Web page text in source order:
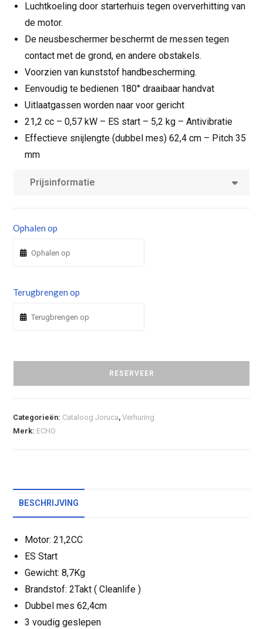
Luchtkoeling door starterhuis tegen oververhitting van
de motor.
De neusbeschermer beschermt de messen tegen
contact met de grond, en andere obstakels.
Voorzien van kunststof handbescherming.
Eenvoudig te bedienen 180° draaibaar handvat
Uitlaatgassen worden naar voor gericht
21,2 cc – 0,57 kW – ES start – 5,2 kg – Antivibratie
Effectieve snijlengte (dubbel mes) 62,4 cm – Pitch 35
mm
Prijsinformatie
Ophalen op
Terugbrengen op
RESERVEER
Categorieën: Cataloog Joruca,Verhuring
Merk: ECHO
BESCHRIJVING
Motor: 21,2CC
ES Start
Gewicht: 8,7Kg
Brandstof: 2Takt ( Cleanlife )
Dubbel mes 62,4cm
3 voudig geslepen